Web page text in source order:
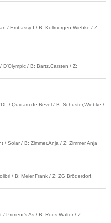
/ Embassy I / B: Kollmorgen,Wiebke / Z:
/ B: Bartz,Carsten / Z:
/ Quidam de Revel / B: Schuster,Wiebke /
/ Solar / B: Zimmer,Anja / Z: Zimmer,Anja
/ B: Meier,Frank / Z: ZG Bröderdorf,
Primeur's As / B: Roos,Walter / Z: